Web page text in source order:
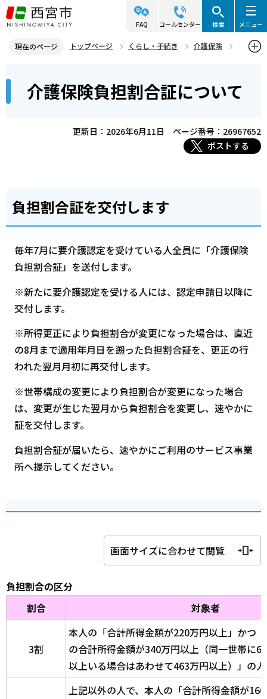
こ
の
ジ
先
FAQ コールセンター 検索 メニュー
現在のページ トップページ くらし・手続き
介護保険
こ
介護保険負担割合証について
更新日：2026年6月11日
ページ番号：26967652
ポストする
負担割合証を交付します
毎年7月に要介護認定を受けている人全員に「介護保険
負担割合証」を送付します。
※新たに要介護認定を受ける人には、認定申請日以降に
交付します。
※所得更正により負担割合が変更になった場合は、直近
の8月まで適用年月日を遡った負担割合証を、更正の行
われた翌月月初に再交付します。
※世帯構成の変更により負担割合が変更になった場合
は、変更が生じた翌月から負担割合を変更し、速やかに
証を交付します。
負担割合証が届いたら、速やかにご利用のサービス事業
所へ提示してください。
画面サイズに合わせて閲覧
負担割合の区分
割合
対象者
3割
本人の「合計所得金額が220万円以上」かつ
の合計所得金額が340万円以上（同一世帯に
以上いる場合はあわせて463万円以上）」の人
上記以外の人で、本人の「合計所得金額が